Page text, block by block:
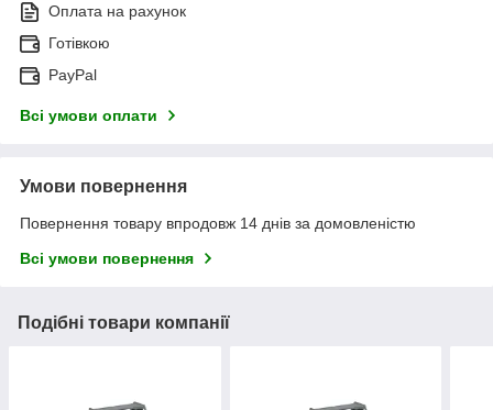
Оплата на рахунок
Готівкою
PayPal
Всі умови оплати
Умови повернення
Повернення товару впродовж 14 днів за домовленістю
Всі умови повернення
Подібні товари компанії